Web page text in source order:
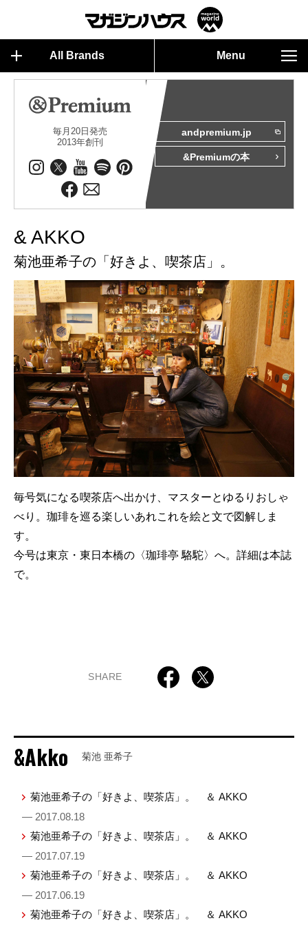
All Brands Menu
毎月20日発売
2013年創刊
andpremium.jp
&Premiumの本
& AKKO
菊池亜希子の「好きよ、喫茶店」。
毎号気になる喫茶店へ出かけ、マスターとゆるりおしゃ
べり。珈琲を巡る楽しいあれこれを絵と文で図解しま
す。
今号は東京・東日本橋の〈珈琲亭 駱駝〉へ。詳細は本誌
で。
SHARE
&Akko 菊池 亜希子
菊池亜希子の「好きよ、喫茶店」。 ＆ AKKO
— 2017.08.18
菊池亜希子の「好きよ、喫茶店」。 ＆ AKKO
— 2017.07.19
菊池亜希子の「好きよ、喫茶店」。 ＆ AKKO
— 2017.06.19
菊池亜希子の「好きよ、喫茶店」。 ＆ AKKO